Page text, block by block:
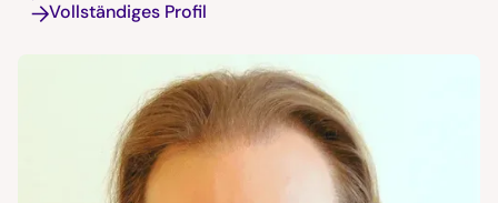
Vollständiges Profil